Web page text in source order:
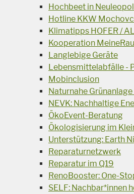
Hochbeet in
Hotline KKW
Klimatipps HOFER /
Kooperation
Langlebige Geräte
Lebensmittelabfälle -
Mobinclusion
Naturnahe
NEVK: Nachhaltige
ÖkoEvent-Beratung
Ökologisierung im
Unterstützung: Earth
Reparaturnetzwerk
Reparatur im Q19
RenoBooster: One-
SELF: Nachbar*innen